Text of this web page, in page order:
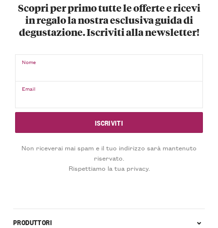
Scopri per primo tutte le offerte e ricevi
in regalo la nostra esclusiva guida di
degustazione. Iscriviti alla newsletter!
Nome
Email
Non riceverai mai spam e il tuo indirizzo sarà mantenuto
riservato.
Rispettiamo la tua privacy.
PRODUTTORI